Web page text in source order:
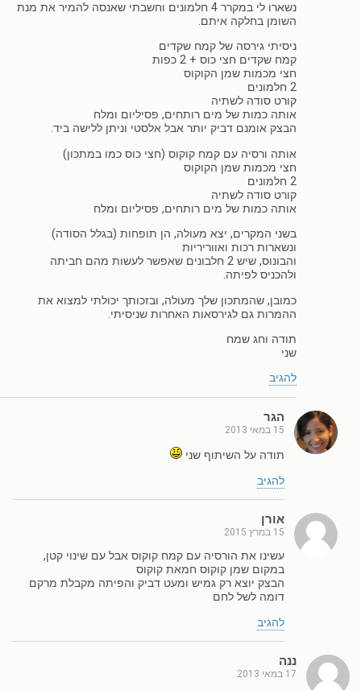
נשארו לי במקרר 4 חלמונים וחשבתי שאנסה להמיר את מנת
השומן בחלקה איתם.
ניסיתי גירסה של קמח שקדים
קמח שקדים חצי כוס + 2 כפות
חצי מכמות שמן הקוקוס
2 חלמונים
קורט סודה לשתיה
אותה כמות של מים רותחים, פסיליום ומלח
הבצק אומנם דביק יותר אבל אלסטי וניתן ללישה ביד.
אותה ורסיה עם קמח קוקוס (חצי כוס כמו במתכון)
חצי מכמות שמן הקוקוס
2 חלמונים
קורט סודה לשתיה
אותה כמות של מים רותחים, פסיליום ומלח
בשני המקרים, יצא מעולה, הן תופחות (בגלל הסודה)
ונשארות רכות ואווריריות
והבונוס, שיש 2 חלבונים שאפשר לעשות מהם חביתה
ולהכניס לפיתה.
כמובן, שהמתכון שלך מעולה, ובזכותך יכולתי למצוא את
ההמרות גם לגירסאות האחרות שניסיתי.
תודה וחג שמח
שני
להגיב
הגר
15 במאי 2013
תודה על השיתוף שני
להגיב
אורן
15 במרץ 2015
עשינו את הורסיה עם קמח קוקוס אבל עם שינוי קטן,
במקום שמן קוקוס חמאת קוקוס
הבצק יוצא רק גמיש ומעט דביק והפיתה מקבלת מרקם
דומה לשל לחם
להגיב
ננה
17 במאי 2013